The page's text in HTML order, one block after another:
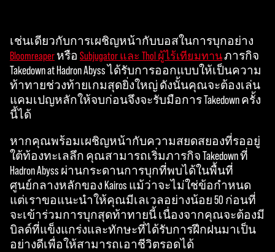
a
y
By
click
play,
you
agre
e to
YouT
ube'
s
priva
เช่นเดียวกับการเผชิญหน้ากับบอสในการบุกอย่าง
Bloomreaper หรือ Subjugator และ Thol ผู้ไร้เทียมทานภารกิจ
Takedown at Hadron Abyss ได้รับการออกแบบให้เป็นความ
ท้าทายช่วงท้ายเกมสุดยิ่งใหญ่ ดังนั้นคุณจะต้องเล่น
แคมเปญหลักให้จบก่อนจึงจะรับมือการ Takedown ครั้ง
นี้ได้
หากคุณพร้อมเผชิญหน้ากับความสยดสยองที่รออยู่
ใต้ท้องทะเลลึก คุณสามารถเริ่มภารกิจ Takedown ที่
Hadron Abyss ผ่านกระดานการบุกที่พบได้ในพื้นที่
ศูนย์กลางหลักของ Kairos แม้ว่าจะไม่ใช่ข้อกำหนด
แต่เราขอแนะนำให้คุณมีเลเวลอย่างน้อย 50 ก่อนที่
จะเข้าร่วมการบุกสุดท้าทายนี้ เนื่องจากคุณจะต้องมี
บิลด์ที่แข็งแกร่งและทักษะที่ได้รับการฝึกฝนมาเป็น
อย่างดีเพื่อให้สามารถเอาชีวิตรอดได้